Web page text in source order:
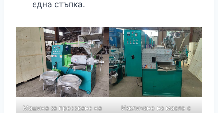
една стъпка.
Машина за пресоване на Извличане на масло с